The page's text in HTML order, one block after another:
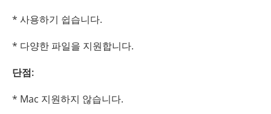
* 사용하기 쉽습니다.
* 다양한 파일을 지원합니다.
단점:
* Mac 지원하지 않습니다.